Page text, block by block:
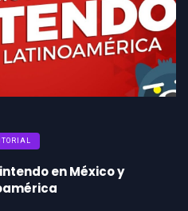
en México y